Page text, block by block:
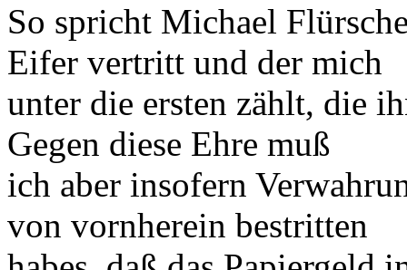
So spricht Michael
Eifer vertritt und der mich
unter die ersten zählt, die
Gegen diese Ehre muß
ich aber insofern
von vornherein bestritten